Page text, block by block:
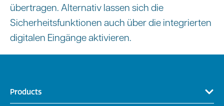
übertragen. Alternativ lassen sich die
Sicherheitsfunktionen auch über die integrierten
digitalen Eingänge aktivieren.
Products